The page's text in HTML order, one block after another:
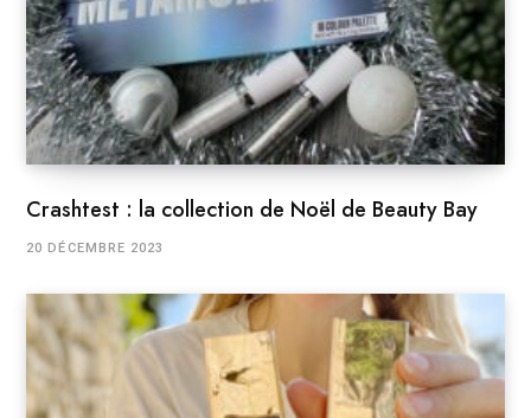
Crashtest : la collection de Noël de Beauty Bay
20 DÉCEMBRE 2023